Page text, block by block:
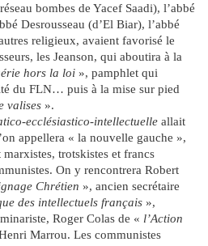
bombes de Yacef Saadi), l’abbé
Desrousseau (d’El Biar), l’abbé
religieux, avaient favorisé le
les Jeanson, qui aboutira à la
hors la loi », pamphlet qui
du FLN… puis à la mise sur pied
valises ».
ecclésiastico-intellectuelle allait
appellera « la nouvelle gauche »,
trotskistes et francs
On y rencontrera Robert
Chrétien », ancien secrétaire
des intellectuels français »,
Roger Colas de « l’Action
Marrou. Les communistes